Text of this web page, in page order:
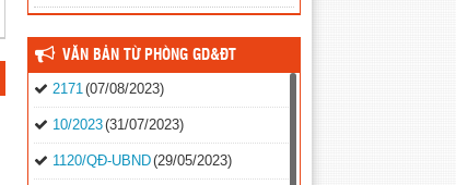
VĂN BẢN TỪ PHÒNG GD&ĐT
2171(07/08/2023)
10/2023(31/07/2023)
1120/QĐ-UBND(29/05/2023)